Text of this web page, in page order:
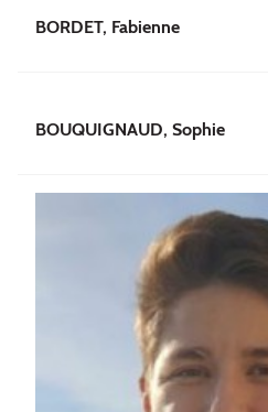
BORDET, Fabienne
BOUQUIGNAUD, Sophie